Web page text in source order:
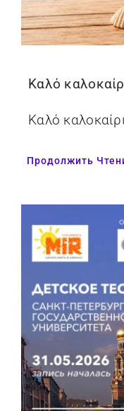
Καλό
Καλό
Продолжить